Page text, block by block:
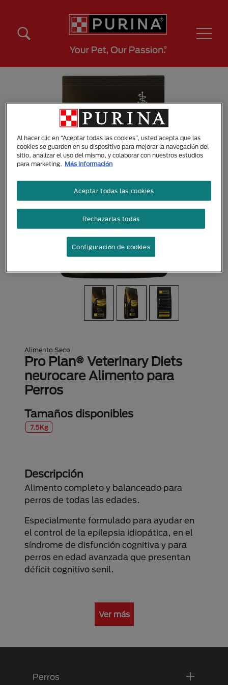
Alimento Seco
Pro Plan® Veterinary Diets
neurocare Alimento para
Perros
Tamaños disponibles
7.5Kg
Descripción
Alimento completo y balanceado para
perros de todas las edades.
Especialmente formulado para ayudar en
el control de la epilepsia idiopática, en el
síndrome de disfunción cognitiva y para
perros en edad avanzada que presentan
déficit cognitivo senil.
Ver más
Perros
Al hacer clic en “Aceptar todas las cookies”, usted acepta que las
cookies se guarden en su dispositivo para mejorar la navegación del
sitio, analizar el uso del mismo, y colaborar con nuestros estudios
para marketing.
Más información
Rechazarlas todas
Aceptar todas las cookies
Configuración de cookies